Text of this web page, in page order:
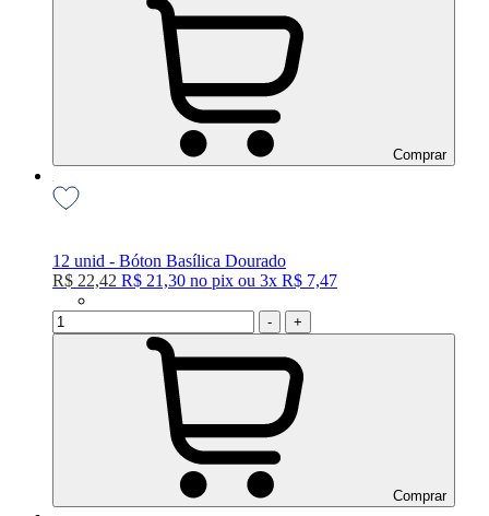
Comprar
12 unid - Bóton Basílica Dourado
R$ 22,42 R$ 21,30 no pix ou 3x R$ 7,47
- +
Comprar